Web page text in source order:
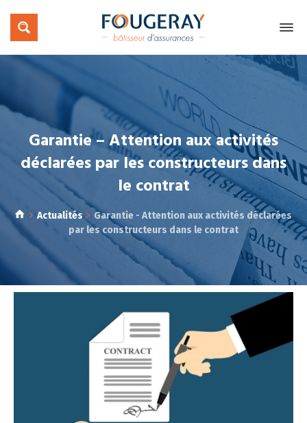
Garantie – Attention aux activités
déclarées par les constructeurs dans
le contrat
Actualités
Garantie - Attention aux activités déclarées
par les constructeurs dans le contrat